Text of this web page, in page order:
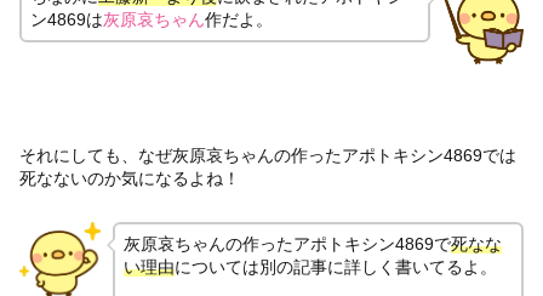
ン4869は灰原哀ちゃん作だよ。
それにしても、なぜ灰原哀ちゃんの作ったアポトキシン4869では
死なないのか気になるよね！
灰原哀ちゃんの作ったアポトキシン4869で死なな
い理由については別の記事に詳しく書いてるよ。